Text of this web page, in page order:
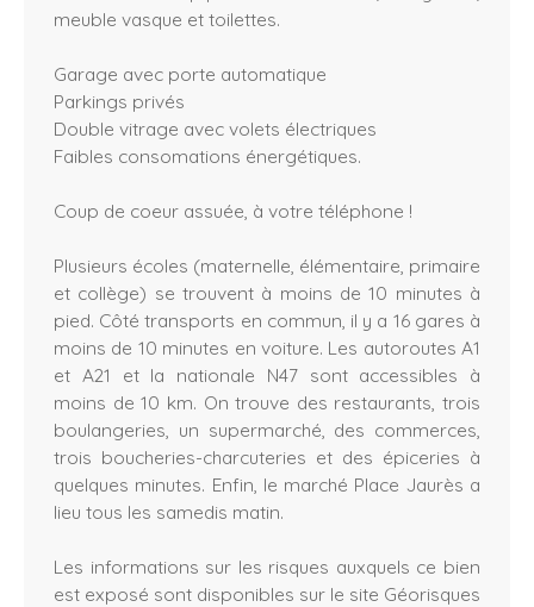
meuble vasque et toilettes.
Garage avec porte automatique
Parkings privés
Double vitrage avec volets électriques
Faibles consomations énergétiques.
Coup de coeur assuée, à votre téléphone !
Plusieurs écoles (maternelle, élémentaire, primaire
et collège) se trouvent à moins de 10 minutes à
pied. Côté transports en commun, il y a 16 gares à
moins de 10 minutes en voiture. Les autoroutes A1
et A21 et la nationale N47 sont accessibles à
moins de 10 km. On trouve des restaurants, trois
boulangeries, un supermarché, des commerces,
trois boucheries-charcuteries et des épiceries à
quelques minutes. Enfin, le marché Place Jaurès a
lieu tous les samedis matin.
Les informations sur les risques auxquels ce bien
est exposé sont disponibles sur le site Géorisques